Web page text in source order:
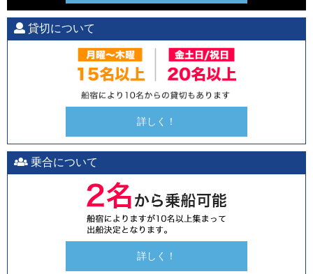
貸切について
詳しく！
乗合について
詳しく！